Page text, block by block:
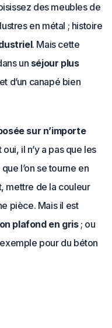
des meubles de
en métal ; histoire
. Mais cette
un séjour plus
d’un canapé bien
sur n’importe
il n’y a pas que les
l’on se tourne en
mettre de la couleur
pièce. Mais il est
plafond en gris; ou
pour du béton